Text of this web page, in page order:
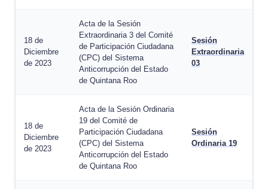
18 de
Diciembre
de 2023
Acta de la Sesión
Extraordinaria 3 del Comité
de Participación Ciudadana
(CPC) del Sistema
Anticorrupción del Estado
de Quintana Roo
Sesión
Extraordinaria
03
18 de
Diciembre
de 2023
Acta de la Sesión Ordinaria
19 del Comité de
Participación Ciudadana
(CPC) del Sistema
Anticorrupción del Estado
de Quintana Roo
Sesión
Ordinaria 19